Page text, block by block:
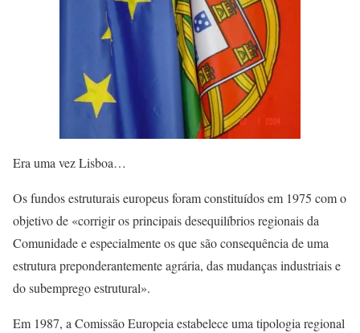
Era uma vez Lisboa…
Os fundos estruturais europeus foram constituídos em 1975 com o
objetivo de «corrigir os principais desequilíbrios regionais da
Comunidade e especialmente os que são consequência de uma
estrutura preponderantemente agrária, das mudanças industriais e
do subemprego estrutural».
Em 1987, a Comissão Europeia estabelece uma tipologia regional